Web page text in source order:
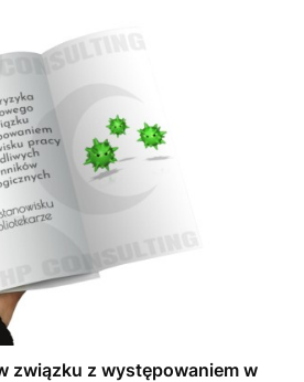
związku z występowaniem w